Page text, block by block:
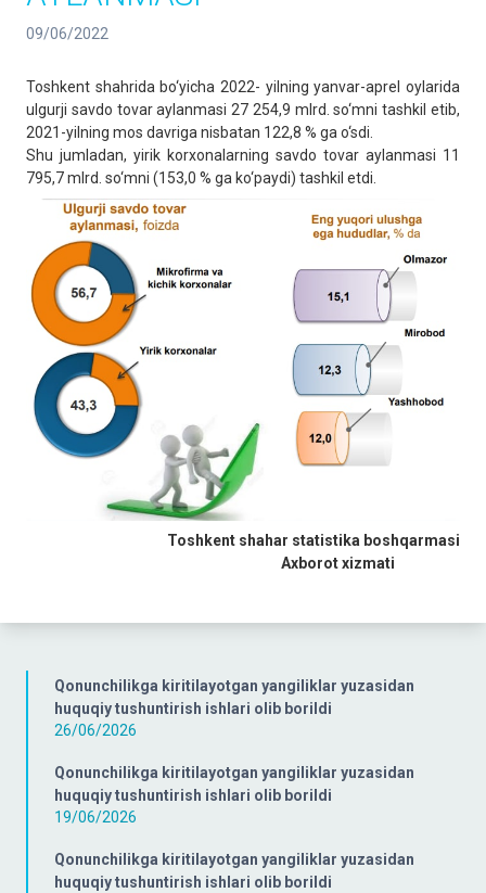
Qonunchilikga kiritilayotgan yangiliklar yuzasidan
huquqiy tushuntirish ishlari olib borildi
26/06/2026
Qonunchilikga kiritilayotgan yangiliklar yuzasidan
huquqiy tushuntirish ishlari olib borildi
19/06/2026
Qonunchilikga kiritilayotgan yangiliklar yuzasidan
huquqiy tushuntirish ishlari olib borildi
09/06/2022
Toshkent shahrida bo‘yicha 2022- yilning yanvar-aprel oylarida
ulgurji savdo tovar aylanmasi 27 254,9 mlrd. so‘mni tashkil etib,
2021-yilning mos davriga nisbatan 122,8 % ga o‘sdi.
Shu jumladan, yirik korxonalarning savdo tovar aylanmasi 11
795,7 mlrd. so‘mni (153,0 % ga ko‘paydi) tashkil etdi.
Toshkent shahar statistika boshqarmasi
Axborot xizmati